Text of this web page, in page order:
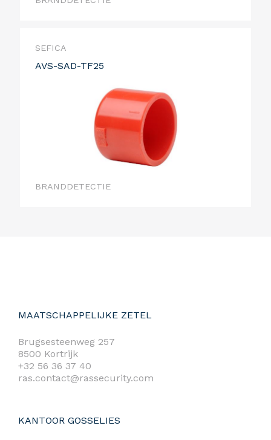
SEFICA
AVS-SAD-TF25
BRANDDETECTIE
MAATSCHAPPELIJKE ZETEL
Brugsesteenweg 257
8500 Kortrijk
+32 56 36 37 40
ras.contact@rassecurity.com
KANTOOR GOSSELIES